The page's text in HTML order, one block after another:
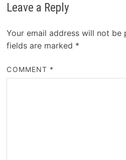
Leave a Reply
Your email address will not be
fields are marked *
COMMENT *